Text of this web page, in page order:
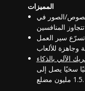
المميزات
الصور في
تسرّع سير العمل
الآلي بالذكاء
سخيًا يصل إلى
1.5 مليون مضلع.